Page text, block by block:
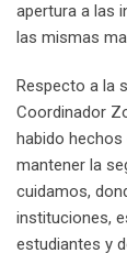
apertura a las
las mismas
Respecto a la
Coordinador
habido
mantener la
cuidamos,
instituciones,
estudiantes y